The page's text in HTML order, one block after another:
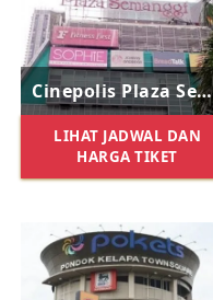
Cinepolis Plaza Semanggi
LIHAT JADWAL DAN
HARGA TIKET